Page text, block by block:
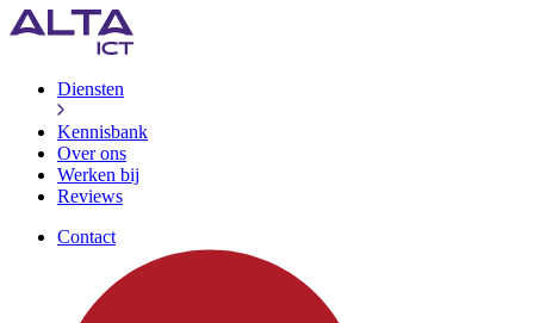
Diensten
Kennisbank
Over ons
Werken bij
Reviews
Contact